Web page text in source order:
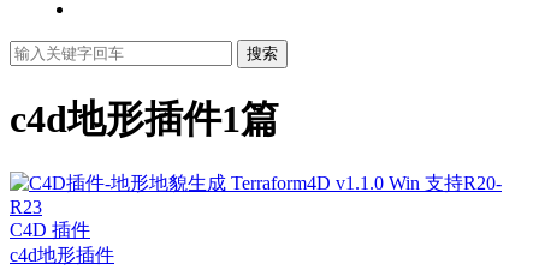
搜索
c4d地形插件1篇
C4D 插件
c4d地形插件